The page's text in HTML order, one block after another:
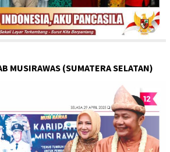
MUSIRAWAS (SUMATERA SELATAN)